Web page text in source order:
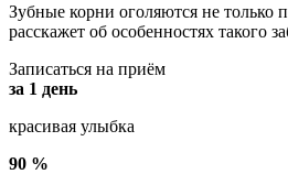
Зубные корни оголяются не только
расскажет об особенностях такого
Записаться на приём
за 1 день
красивая улыбка
90 %